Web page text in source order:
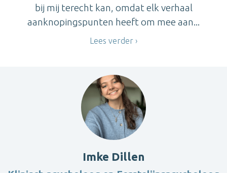
bij mij terecht kan, omdat elk verhaal
aanknopingspunten heeft om mee aan...
Lees verder
Imke Dillen